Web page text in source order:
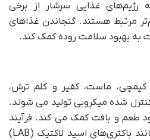
غذایی سرشار از برخی
مرتبط هستند. گنجاندن غذاهای
به بهبود سلامت روده کمک کند.
کیمچی، ماست، کفیر و کلم ترش،
شده میکروبی تولید می شوند.
طعم و بافت کمک می کند. فرآیند
تخمیر باکتری‌های مفیدی مانند باکتری‌های اسید لاکتیک (LAB)